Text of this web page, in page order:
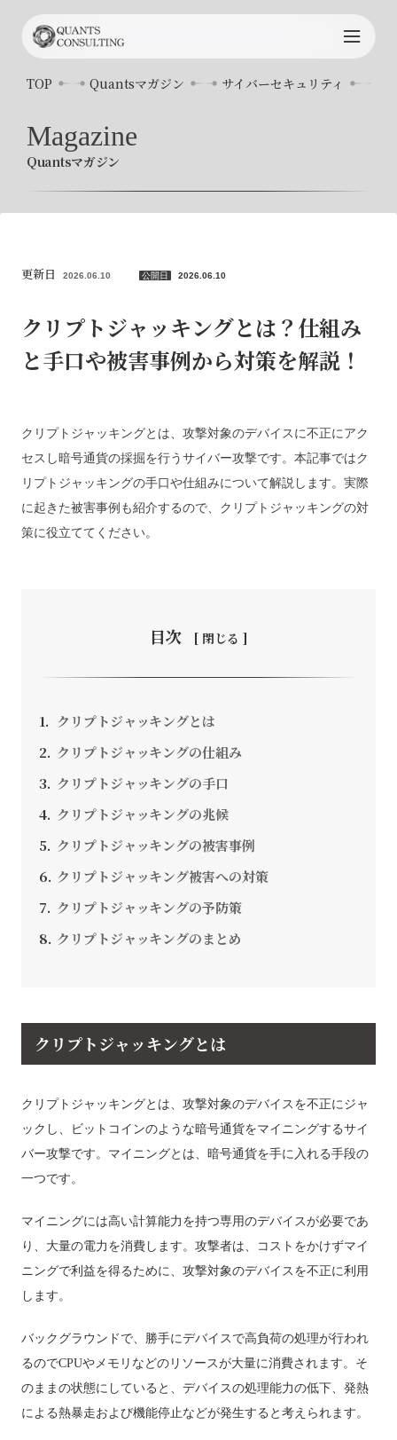
TOP
Quants について
サービス内容
コンサルタント
お知らせ
Quantsマガジン
お問い合わせ
TOP Quantsマガジン サイバーセキュリティ
Magazine
Quantsマガジン
更新日 2026.06.10 公開日 2026.06.10
クリプトジャッキングとは？仕組み
と手口や被害事例から対策を解説！
クリプトジャッキングとは、攻撃対象のデバイスに不正にアク
セスし暗号通貨の採掘を行うサイバー攻撃です。本記事ではク
リプトジャッキングの手口や仕組みについて解説します。実際
に起きた被害事例も紹介するので、クリプトジャッキングの対
策に役立ててください。
目次
クリプトジャッキングとは
クリプトジャッキングの仕組み
クリプトジャッキングの手口
クリプトジャッキングの兆候
クリプトジャッキングの被害事例
クリプトジャッキング被害への対策
クリプトジャッキングの予防策
クリプトジャッキングのまとめ
クリプトジャッキングとは
クリプトジャッキングとは、攻撃対象のデバイスを不正にジャ
ックし、ビットコインのような暗号通貨をマイニングするサイ
バー攻撃です。マイニングとは、暗号通貨を手に入れる手段の
一つです。
マイニングには高い計算能力を持つ専用のデバイスが必要であ
り、大量の電力を消費します。攻撃者は、コストをかけずマイ
ニングで利益を得るために、攻撃対象のデバイスを不正に利用
します。
バックグラウンドで、勝手にデバイスで高負荷の処理が行われ
るのでCPUやメモリなどのリソースが大量に消費されます。そ
のままの状態にしていると、デバイスの処理能力の低下、発熱
による熱暴走および機能停止などが発生すると考えられます。